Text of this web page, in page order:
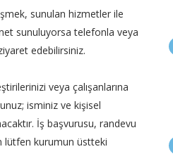
sunulan hizmetler ile
sunuluyorsa telefonla veya
edebilirsiniz.
veya çalışanlarına
isminiz ve kişisel
İş başvurusu, randevu
lütfen kurumun üstteki